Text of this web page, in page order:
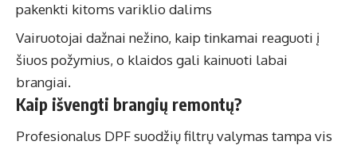
pakenkti kitoms variklio dalims
Vairuotojai dažnai nežino, kaip tinkamai reaguoti į
šiuos požymius, o klaidos gali kainuoti labai
brangiai.
Kaip išvengti brangių remontų?
Profesionalus DPF suodžių filtrų valymas tampa vis